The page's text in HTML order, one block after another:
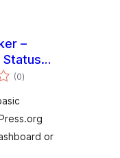
–
Status
(0एकूण
मूल्यांकन
)
or